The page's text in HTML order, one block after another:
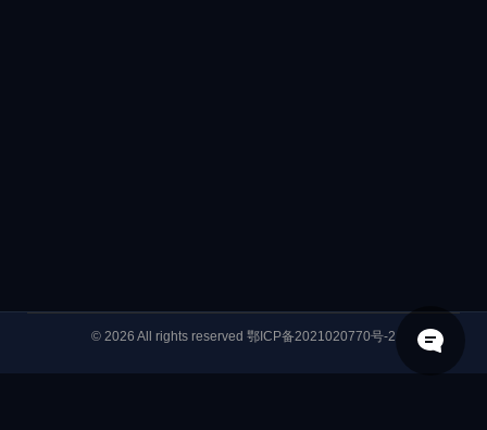
© 2026 All rights reserved 鄂ICP备2021020770号-2